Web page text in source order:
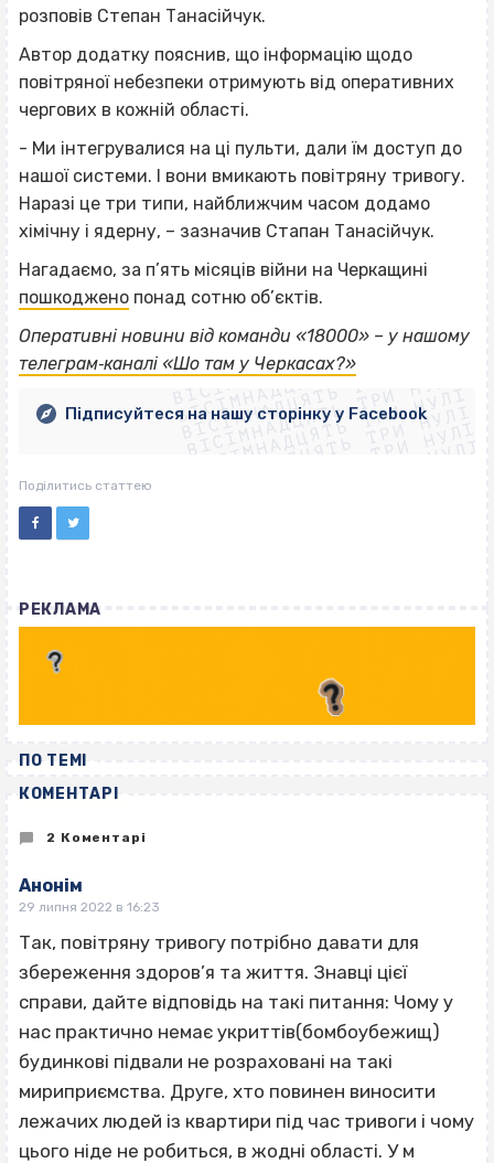
розповів Степан Танасійчук.
Автор додатку пояснив, що інформацію щодо
повітряної небезпеки отримують від оперативних
чергових в кожній області.
- Ми інтегрувалися на ці пульти, дали їм доступ до
нашої системи. І вони вмикають повітряну тривогу.
Наразі це три типи, найближчим часом додамо
хімічну і ядерну, – зазначив Стапан Танасійчук.
Нагадаємо, за п’ять місяців війни на Черкащині
пошкоджено понад сотню об’єктів.
Оперативні новини від команди «18000» – у нашому
телеграм‐каналі «Шо там у Черкасах?»
ВІСІМНАДЦЯТЬ ТРИ НУЛІ
ВІСІМНАДЦЯТЬ ТРИ НУЛІ
ВІСІМНАДЦЯТЬ ТРИ НУЛІ
ВІСІМНАДЦЯТЬ ТРИ НУЛІ
ВІСІМНАДЦЯТЬ ТРИ НУЛІ
ВІСІМНАДЦЯТЬ ТРИ НУЛІ
ВІСІМНАДЦЯТЬ ТРИ НУЛІ
ВІСІМНАДЦЯТЬ ТРИ НУЛІ
Підписуйтеся на нашу сторінку у Facebook
Поділитись статтею
РЕКЛАМА
ПО ТЕМІ
КОМЕНТАРІ
2 Коментарі
Анонім
29 липня 2022 в 16:23
Так, повітряну тривогу потрібно давати для
збереження здоров’я та життя. Знавці цієї
справи, дайте відповідь на такі питання: Чому у
нас практично немає укриттів(бомбоубежищ)
будинкові підвали не розраховані на такі
мириприємства. Друге, хто повинен виносити
лежачих людей із квартири під час тривоги і чому
цього ніде не робиться, в жодні області. У м